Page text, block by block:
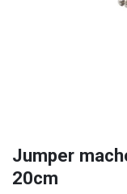
Jumper
20cm